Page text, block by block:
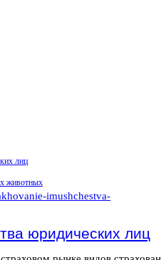
лиц
животных
юридических лиц